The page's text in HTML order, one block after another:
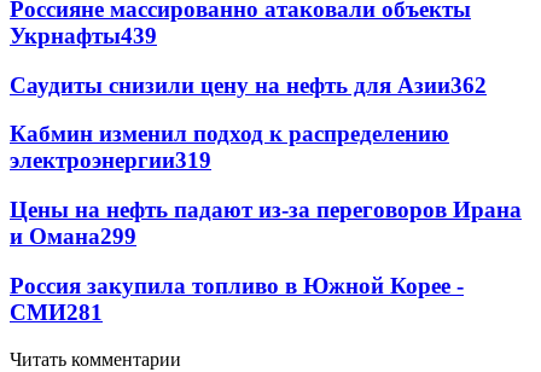
Россияне массированно атаковали объекты
Укрнафты439
Саудиты снизили цену на нефть для Азии362
Кабмин изменил подход к распределению
электроэнергии319
Цены на нефть падают из-за переговоров Ирана
и Омана299
Россия закупила топливо в Южной Корее -
СМИ281
Читать комментарии